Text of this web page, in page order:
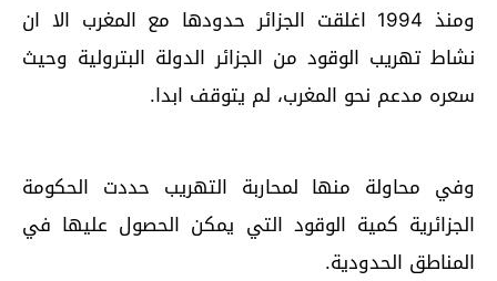
ومنذ 1994 اغلقت الجزائر حدودها مع المغرب الا ان
نشاط تهريب الوقود من الجزائر الدولة البترولية وحيث
سعره مدعم نحو المغرب، لم يتوقف ابدا.
وفي محاولة منها لمحاربة التهريب حددت الحكومة
الجزائرية كمية الوقود التي يمكن الحصول عليها في
المناطق الحدودية.